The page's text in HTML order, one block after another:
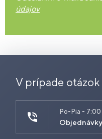
údajov
V prípade otázok
Po-Pia - 7:00